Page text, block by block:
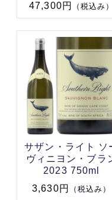
47,300円
（税込み）
サザン・ライト ソ
ヴィニヨン・ブラ
2023 750ml
3,630円
（税込み）